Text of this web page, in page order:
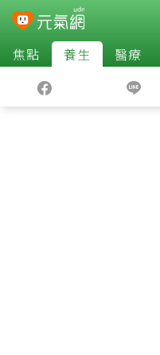
焦點 養生 醫療